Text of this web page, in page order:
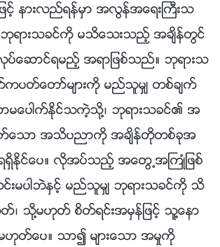
နားလည္ရန္မွာ အလြန္အေရးႀကီးသ
ားသခင္ကို မသိေသးသည့္ အခ်ိန္တြင္
ေဆာင္ရမည့္ အရာျဖစ္သည္။ ဘုရားသ
တ္ကပတ္ေတာ္မ်ားကို မည္သူမွ် တစ္ခ်က္
မေပါက္ႏိုင္သကဲ့သို႔၊ ဘုရားသခင္၏ အ
ေသာ အသိပညာကို အခ်ိန္တိုတစ္ခုအ
ရွိႏိုင္ေပ။ လိုအပ္သည့္ အေတြ႕အႀကဳံျဖစ္
ယင္းမပါဘဲႏွင့္ မည္သူမွ် ဘုရားသခင္ကို သိ
၊ သို႔မဟုတ္ စိတ္ရင္းအမွန္ျဖင့္ သူ႔ေနာ
ေပ။ သာ၍ မ်ားေသာ အမႈကို